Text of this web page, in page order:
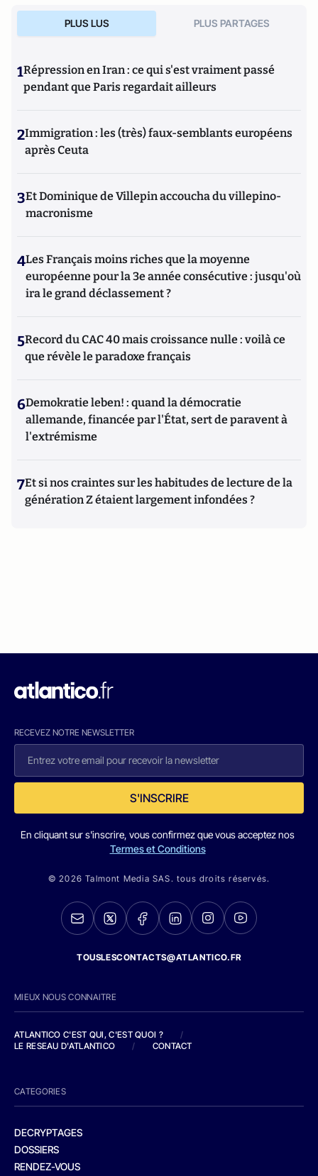
PLUS LUS PLUS PARTAGES
1Répression en Iran : ce qui s'est vraiment passé
pendant que Paris regardait ailleurs
2Immigration : les (très) faux-semblants européens
après Ceuta
3Et Dominique de Villepin accoucha du villepino-
macronisme
4Les Français moins riches que la moyenne
européenne pour la 3e année consécutive : jusqu'où
ira le grand déclassement ?
5Record du CAC 40 mais croissance nulle : voilà ce
que révèle le paradoxe français
6Demokratie leben! : quand la démocratie
allemande, financée par l'État, sert de paravent à
l'extrémisme
7Et si nos craintes sur les habitudes de lecture de la
génération Z étaient largement infondées ?
RECEVEZ NOTRE NEWSLETTER
S'INSCRIRE
En cliquant sur s'inscrire, vous confirmez que vous acceptez nos
Termes et Conditions
© 2026 Talmont Media SAS. tous droits réservés.
TOUSLESCONTACTS@ATLANTICO.FR
MIEUX NOUS CONNAITRE
ATLANTICO C'EST QUI, C'EST QUOI ?
/
LE RESEAU D'ATLANTICO
/ CONTACT
CATEGORIES
DECRYPTAGES
DOSSIERS
RENDEZ-VOUS